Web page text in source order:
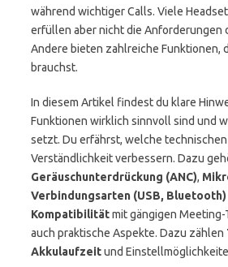
während wichtiger Calls. Viele
erfüllen aber nicht die Anforderungen
Andere bieten zahlreiche Funktionen,
brauchst.
In diesem Artikel findest du klare
Funktionen wirklich sinnvoll sind und
setzt. Du erfährst, welche
Verständlichkeit verbessern. Dazu
Geräuschunterdrückung (ANC),
Verbindungsarten (USB, Bluetooth)
Kompatibilitätmit gängigen
auch praktische Aspekte. Dazu zählen
Akkulaufzeitund